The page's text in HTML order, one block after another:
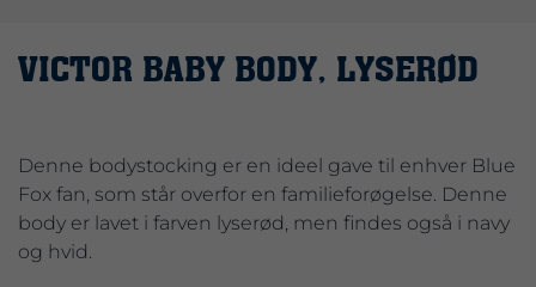
VICTOR BABY BODY, LYSERØD
Denne bodystocking er en ideel gave til enhver Blue
Fox fan, som står overfor en familieforøgelse. Denne
body er lavet i farven lyserød, men findes også i navy
og hvid.